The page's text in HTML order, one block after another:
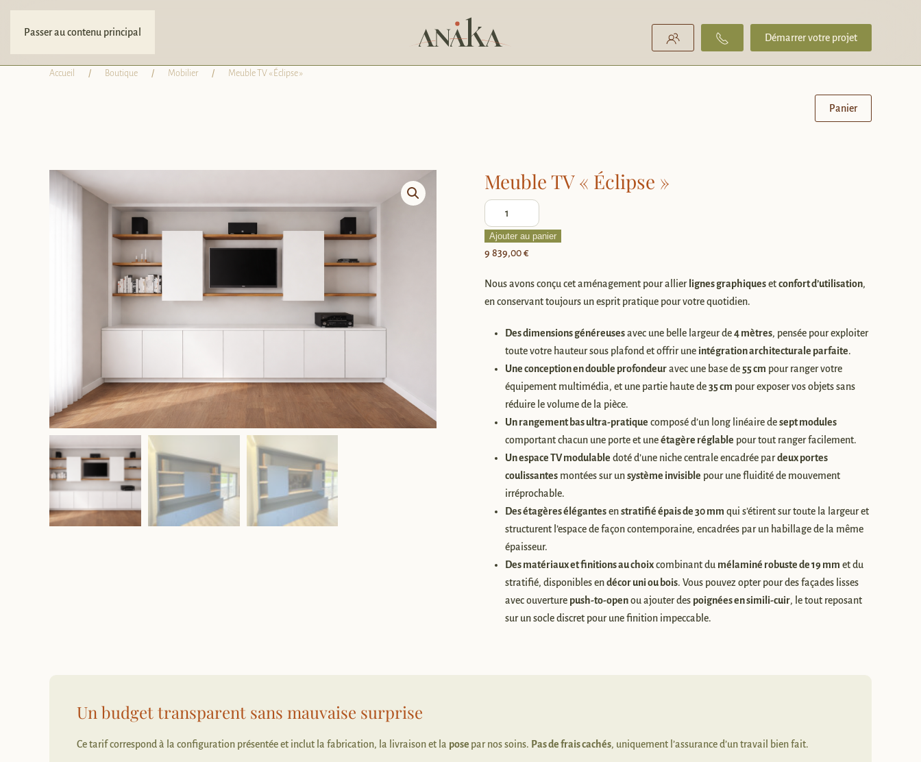
Passer au contenu principal Démarrer votre projet
Accueil Boutique Mobilier Meuble TV « Éclipse »
Panier
Meuble TV « Éclipse »
quantité
de
Meuble
TV
«
Ajouter au panier
9 839,00€
Nous avons conçu cet aménagement pour allier lignes graphiquesetconfort d’utilisation,
en conservant toujours un esprit pratique pour votre quotidien.
Des dimensions généreusesavec une belle largeur de4 mètres, pensée pour exploiter
toute votre hauteur sous plafond et offrir une intégration architecturale parfaite.
Une conception en double profondeuravec une base de 55 cm pour ranger votre
équipement multimédia, et une partie haute de35 cm pour exposer vos objets sans
réduire le volume de la pièce.
Un rangement bas ultra-pratique composé d’un long linéaire desept modules
comportant chacun une porte et uneétagère réglable pour tout ranger facilement.
Un espace TV modulable doté d’une niche centrale encadrée pardeux portes
coulissantes montées sur unsystème invisible pour une fluidité de mouvement
irréprochable.
Des étagères élégantesenstratifié épais de 30 mm qui s’étirent sur toute la largeur et
structurent l’espace de façon contemporaine, encadrées par un habillage de la même
épaisseur.
Des matériaux et finitions au choixcombinant du mélaminé robuste de 19 mm et du
stratifié, disponibles endécor uni ou bois. Vous pouvez opter pour des façades lisses
avec ouverture push-to-openou ajouter des poignées en simili-cuir, le tout reposant
sur un socle discret pour une finition impeccable.
Un budget transparent sans mauvaise surprise
Ce tarif correspond à la configuration présentée et inclut la fabrication, la livraison et la pose par nos soins. Pas de frais cachés, uniquement l’assurance d’un travail bien fait.